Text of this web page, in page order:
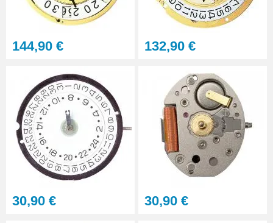
144,90 € 132,90 €
30,90 € 30,90 €